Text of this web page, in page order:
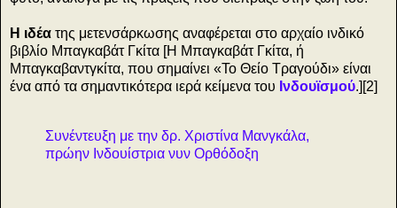
Η ιδέα της μετενσάρκωσης αναφέρεται στο αρχαίο ινδικό
βιβλίο Μπαγκαβάτ Γκίτα [Η Μπαγκαβάτ Γκίτα, ή
Μπαγκαβαντγκίτα, που σημαίνει «Το Θείο Τραγούδι» είναι
ένα από τα σημαντικότερα ιερά κείμενα του Ινδουϊσμού.][2]
Συνέντευξη με την δρ. Χριστίνα Μανγκάλα,
πρώην Ινδουίστρια νυν Ορθόδοξη